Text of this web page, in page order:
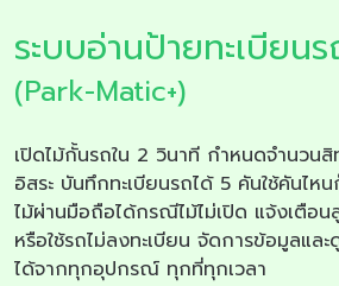
ระบบอ่านป้ายทะเบียน
(Park-Matic+)
เปิดไม้กั้นรถใน 2 วินาที กำหนดจำนวน
อิสระ บันทึกทะเบียนรถได้ 5 คันใช้คันไห
ไม้ผ่านมือถือได้กรณีไม้ไม่เปิด แจ้งเตือ
หรือใช้รถไม่ลงทะเบียน จัดการข้อมูลแล
ได้จากทุกอุปกรณ์ ทุกที่ทุกเวลา